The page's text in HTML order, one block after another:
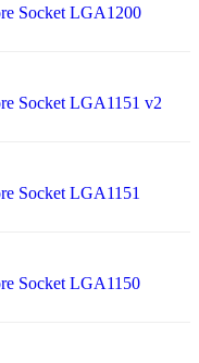
Socket LGA1200
Socket LGA1151 v2
Socket LGA1151
Socket LGA1150